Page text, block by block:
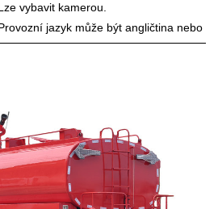
vybavit kamerou.
jazyk může být angličtina nebo